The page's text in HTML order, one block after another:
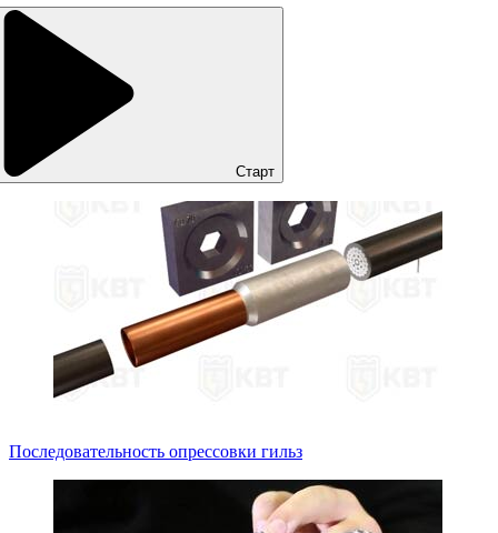
Старт
Последовательность опрессовки гильз